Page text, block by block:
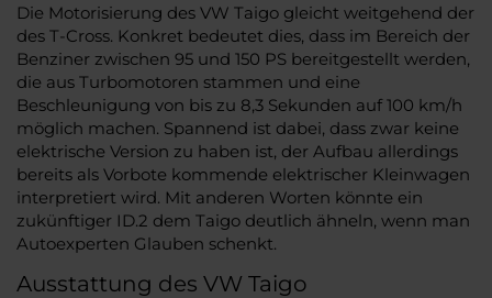
Die Motorisierung des VW Taigo gleicht weitgehend der
des T-Cross. Konkret bedeutet dies, dass im Bereich der
Benziner zwischen 95 und 150 PS bereitgestellt werden,
die aus Turbomotoren stammen und eine
Beschleunigung von bis zu 8,3 Sekunden auf 100 km/h
möglich machen. Spannend ist dabei, dass zwar keine
elektrische Version zu haben ist, der Aufbau allerdings
bereits als Vorbote kommende elektrischer Kleinwagen
interpretiert wird. Mit anderen Worten könnte ein
zukünftiger ID.2 dem Taigo deutlich ähneln, wenn man
Autoexperten Glauben schenkt.
Ausstattung des VW Taigo